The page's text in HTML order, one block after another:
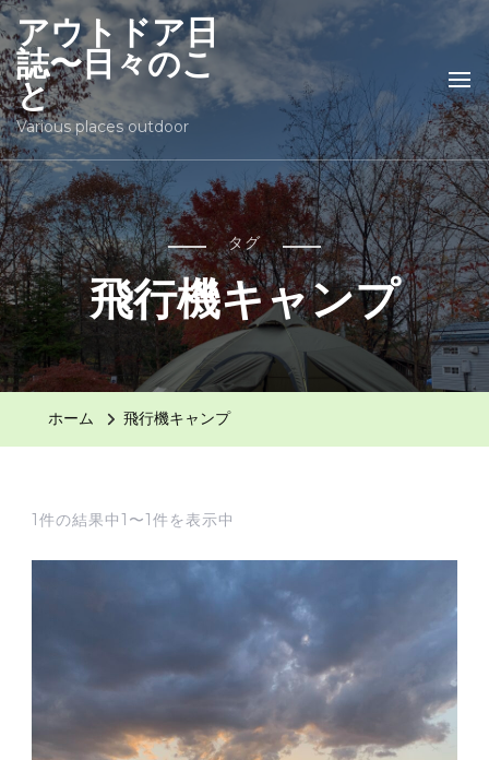
アウトドア日
誌〜日々のこ
と
Various places outdoor
タグ
飛行機キャンプ
ホーム 飛行機キャンプ
1件の結果中1〜1件を表示中